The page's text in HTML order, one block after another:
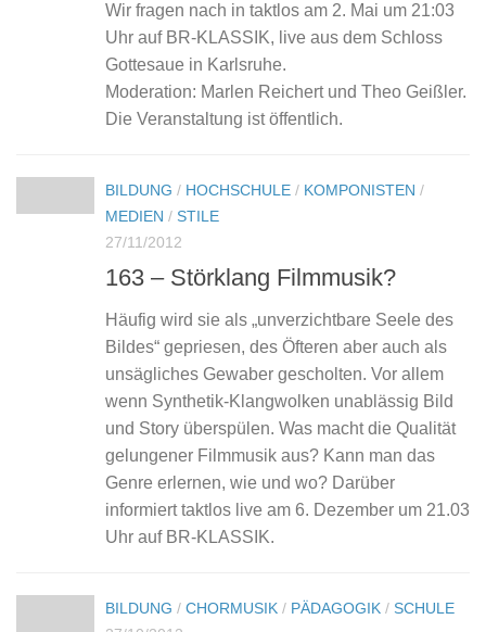
Wir fragen nach in taktlos am 2. Mai um 21:03
Uhr auf BR-KLASSIK, live aus dem Schloss
Gottesaue in Karlsruhe.
Moderation: Marlen Reichert und Theo Geißler.
Die Veranstaltung ist öffentlich.
BILDUNG / HOCHSCHULE / KOMPONISTEN /
MEDIEN / STILE
27/11/2012
163 – Störklang Filmmusik?
Häufig wird sie als „unverzichtbare Seele des
Bildes“ gepriesen, des Öfteren aber auch als
unsägliches Gewaber gescholten. Vor allem
wenn Synthetik-Klangwolken unablässig Bild
und Story überspülen. Was macht die Qualität
gelungener Filmmusik aus? Kann man das
Genre erlernen, wie und wo? Darüber
informiert taktlos live am 6. Dezember um 21.03
Uhr auf BR-KLASSIK.
BILDUNG / CHORMUSIK / PÄDAGOGIK / SCHULE